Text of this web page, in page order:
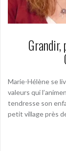
Marie-Hélène se
valeurs qui
tendresse son
petit village près